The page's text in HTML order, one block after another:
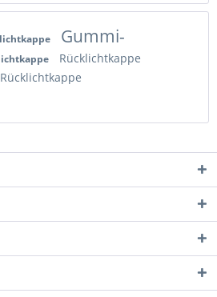
Gummi-
Rücklichtkappe
Rücklichtkappe